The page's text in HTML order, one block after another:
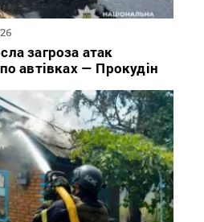
загроза атак
автівках — Прокудін